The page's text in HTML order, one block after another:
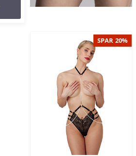
SPAR 20%